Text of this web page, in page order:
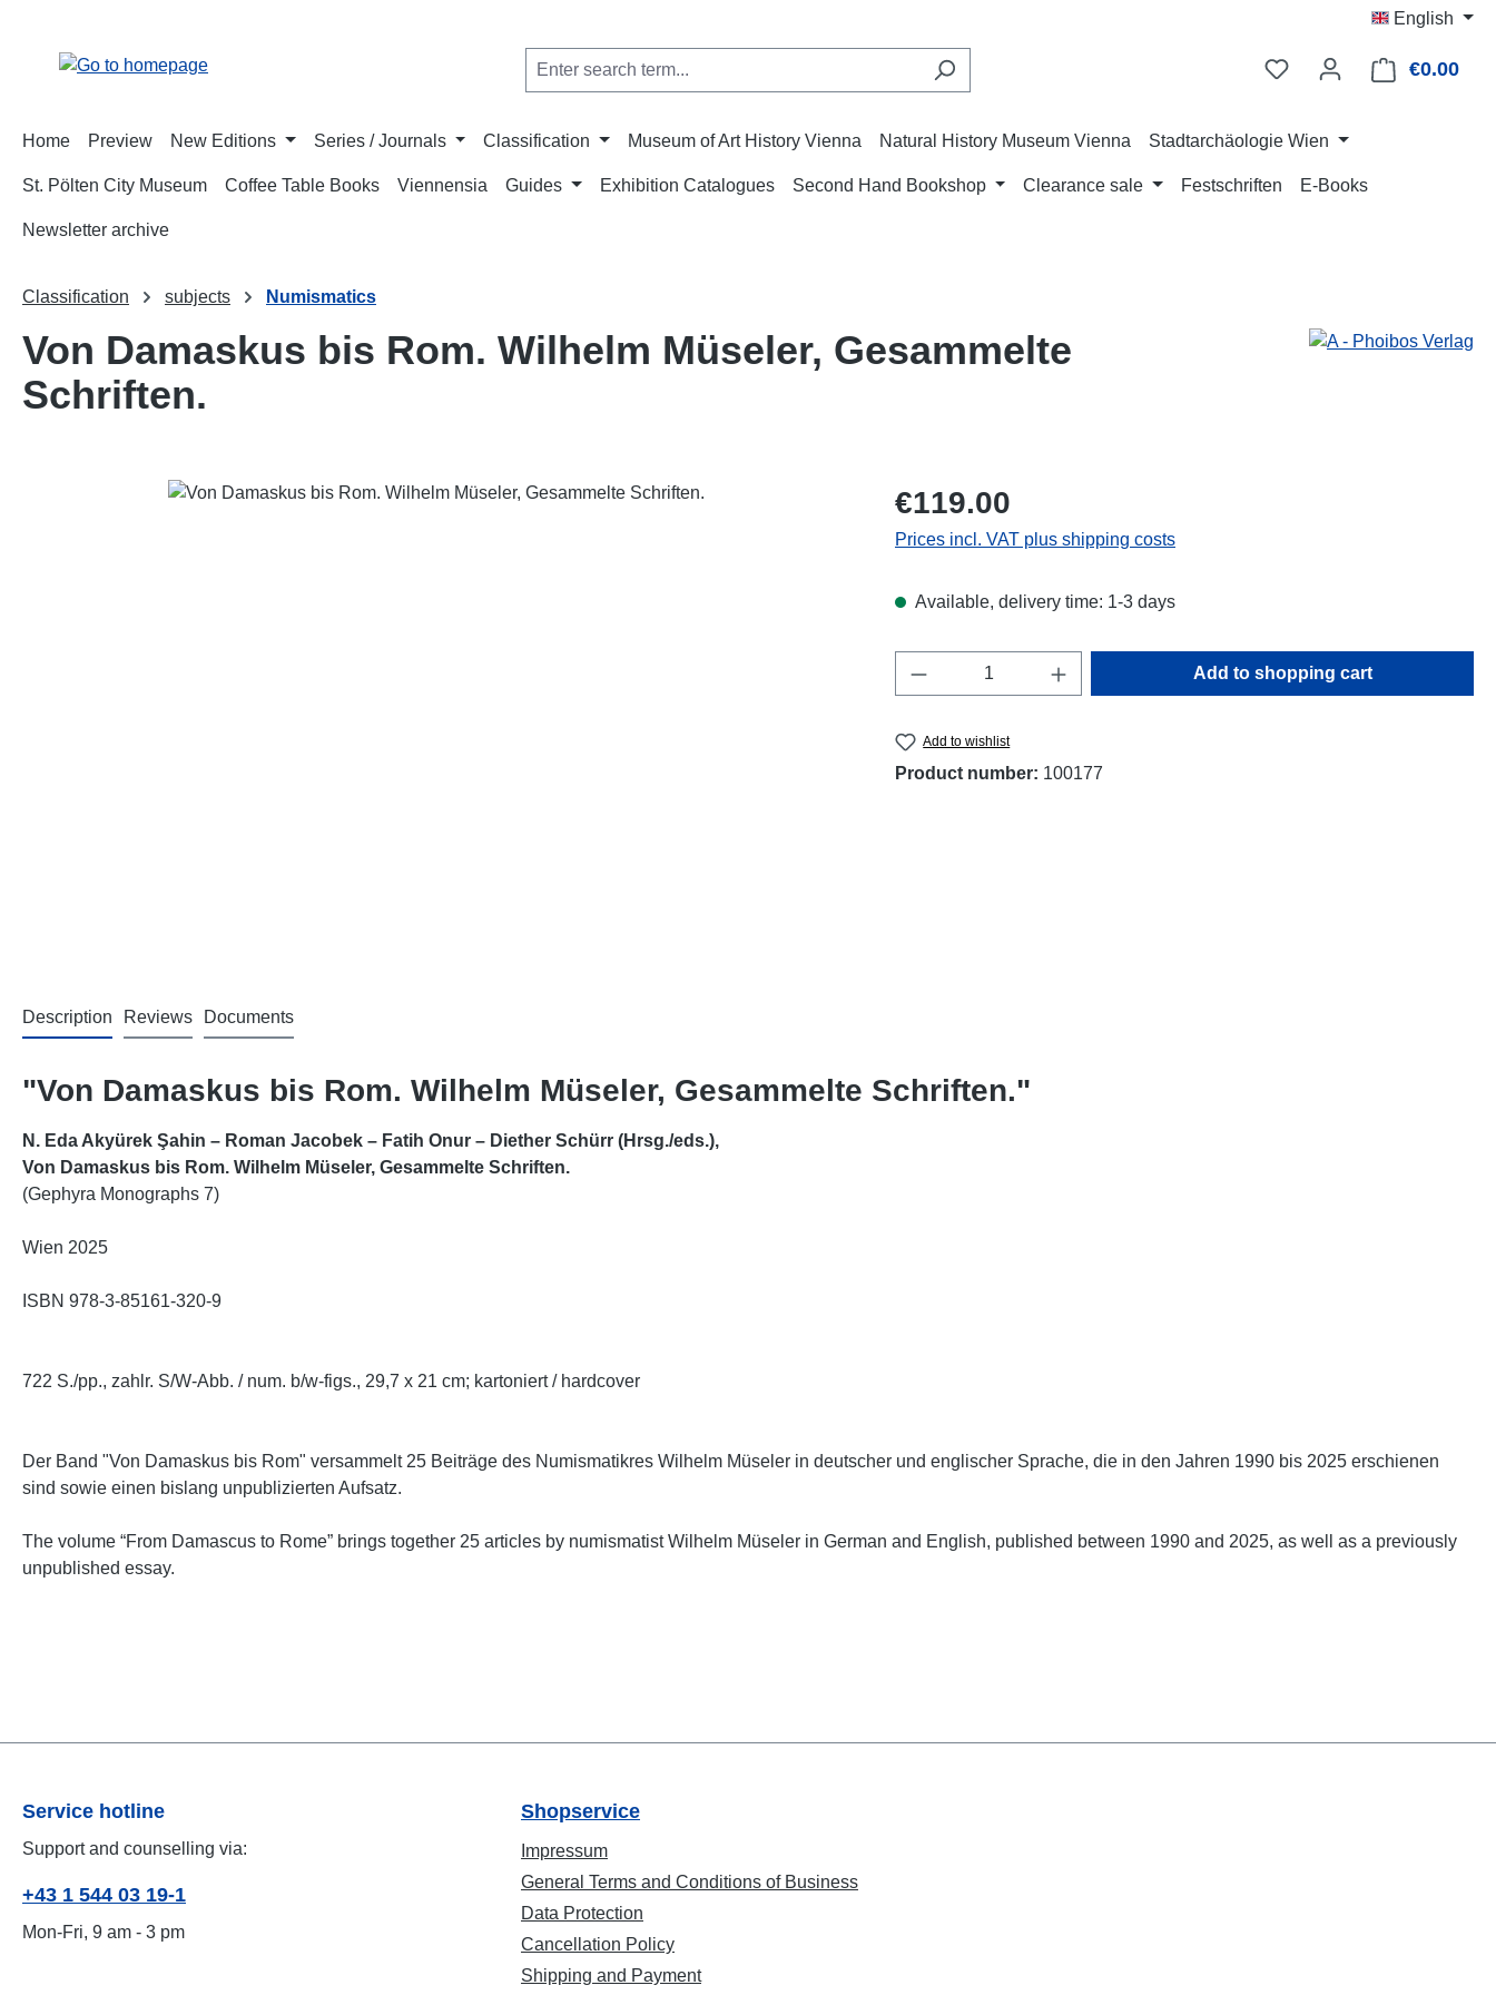
English
€0.00
Home Preview New Editions Series / Journals Classification Museum of Art History Vienna Natural History Museum Vienna Stadtarchäologie Wien
St. Pölten City Museum Coffee Table Books Viennensia Guides Exhibition Catalogues Second Hand Bookshop Clearance sale Festschriften E-Books
Newsletter archive
Classification subjects Numismatics
Von Damaskus bis Rom. Wilhelm Müseler, Gesammelte
Schriften.
Regular price:
€119.00
Prices incl. VAT plus shipping costs
Available, delivery time: 1-3 days
Product Quantity: Enter the desired amount or
Add to shopping cart
Add to wishlist
Product number: 100177
Description Reviews Documents
"Von Damaskus bis Rom. Wilhelm Müseler, Gesammelte Schriften."
N. Eda Akyürek Şahin – Roman Jacobek – Fatih Onur – Diether Schürr (Hrsg./eds.),
Von Damaskus bis Rom. Wilhelm Müseler, Gesammelte Schriften.
(Gephyra Monographs 7)
Wien 2025
ISBN 978-3-85161-320-9
722 S./pp., zahlr. S/W-Abb. / num. b/w-figs., 29,7 x 21 cm; kartoniert / hardcover
Der Band "Von Damaskus bis Rom" versammelt 25 Beiträge des Numismatikres Wilhelm Müseler in deutscher und englischer Sprache, die in den Jahren 1990 bis 2025 erschienen
sind sowie einen bislang unpublizierten Aufsatz.
The volume “From Damascus to Rome” brings together 25 articles by numismatist Wilhelm Müseler in German and English, published between 1990 and 2025, as well as a previously
unpublished essay.
Service hotline
Support and counselling via:
+43 1 544 03 19-1
Mon-Fri, 9 am - 3 pm
Shopservice
Impressum
General Terms and Conditions of Business
Data Protection
Cancellation Policy
Shipping and Payment